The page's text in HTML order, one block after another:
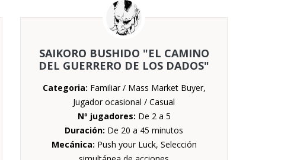
SAIKORO BUSHIDO "EL CAMINO
DEL GUERRERO DE LOS DADOS"
Categoria: Familiar / Mass Market Buyer,
Jugador ocasional / Casual
Nº jugadores: De 2 a 5
Duración: De 20 a 45 minutos
Mecánica: Push your Luck, Selección